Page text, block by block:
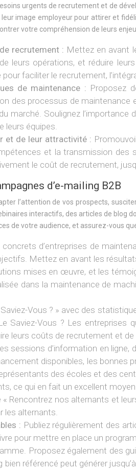
urgents de recrutement et de
image employeur pour attirer et
votre compréhension de leurs
recrutement : Mettez en avant
leurs opérations, et réduire
faciliter le recrutement,
de maintenance : Proposez
des processus de
marché. Soulignez
leurs équipes.
et de leur attractivité :
et la transmission des
le coût de recrutement,
d’e-mailing B2B
l’attention de vos prospects,
interactifs, des articles de
de votre audience, et assurez-vous
d’entreprises de
Mettez en avant les
mises en œuvre, et les
dans la maintenance de
Saviez-Vous ? » avec des
Saviez-Vous ? Les
leurs coûts de recrutement et
sessions d’information en
disponibles, les
des écoles et des
ce qui en fait un excellent
« Rencontrez nos alternants et
les alternants.
: Publiez régulièrement des
pour mettre en place un
Proposez également des
référencé peut générer